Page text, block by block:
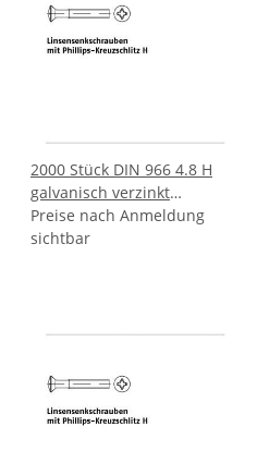
2000 Stück DIN 966 4.8 H
galvanisch verzinkt
Linsenkopfschrauben mit
Phillips Kreuzschlitz H
Preise nach Anmeldung
sichtbar